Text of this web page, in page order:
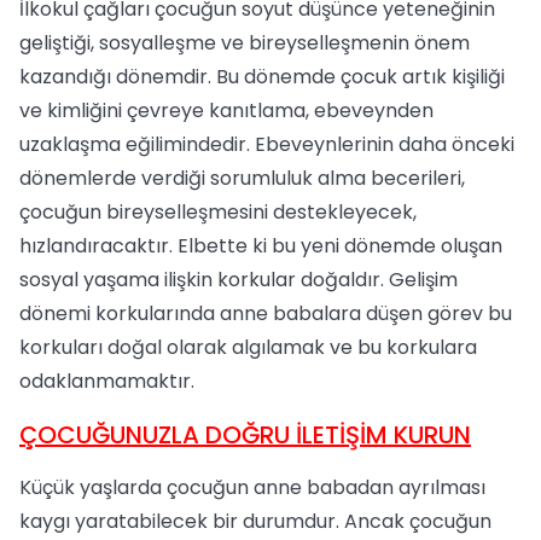
İlkokul çağları çocuğun soyut düşünce yeteneğinin
geliştiği, sosyalleşme ve bireyselleşmenin önem
kazandığı dönemdir. Bu dönemde çocuk artık kişiliği
ve kimliğini çevreye kanıtlama, ebeveynden
uzaklaşma eğilimindedir. Ebeveynlerinin daha önceki
dönemlerde verdiği sorumluluk alma becerileri,
çocuğun bireyselleşmesini destekleyecek,
hızlandıracaktır. Elbette ki bu yeni dönemde oluşan
sosyal yaşama ilişkin korkular doğaldır. Gelişim
dönemi korkularında anne babalara düşen görev bu
korkuları doğal olarak algılamak ve bu korkulara
odaklanmamaktır.
ÇOCUĞUNUZLA DOĞRU İLETİŞİM KURUN
Küçük yaşlarda çocuğun anne babadan ayrılması
kaygı yaratabilecek bir durumdur. Ancak çocuğun